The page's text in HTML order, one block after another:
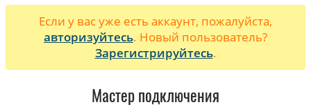
Если у вас уже есть аккаунт, пожалуйста,
авторизуйтесь. Новый пользователь?
Зарегистрируйтесь.
Мастер подключения